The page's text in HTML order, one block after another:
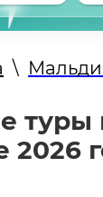
\
туры
2026